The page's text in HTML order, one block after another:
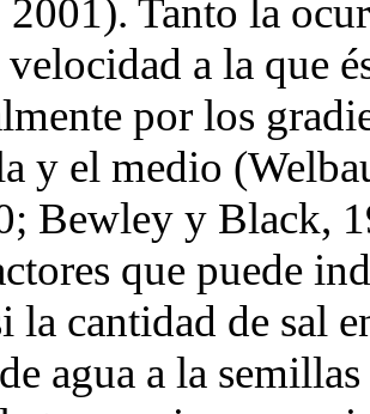
Tanto la
a la que
por los
y el medio
Bewley y Black,
que puede
la cantidad de sal
agua a la